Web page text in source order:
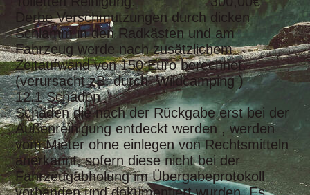
Derbe Verschmutzungen durch dicken
Schlamm in den Radkästen und am
Fahrzeug werde nach zusätzlichem
Zeitaufwand von 150 Euro berechnet.
(verursacht zB. durch Wildcamping )
12.1 Schäden
Schäden die nach der Rückgabe erst bei der
Außenreinigung entdeckt werden , werden
vom Mieter ohne einlegen von Rechtsmitteln
anerkannt, sofern diese nicht bei der
Fahrzeugabholung imÜbergabeprotokoll